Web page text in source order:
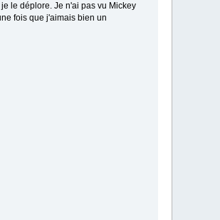
le déplore. Je n'ai pas vu Mickey
fois que j'aimais bien un